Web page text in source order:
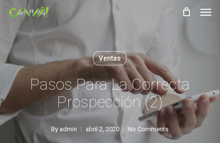
Skip
main
content
Ventas
Pasos Para La Correcta
Prospección (2)
By admin abril 2, 2020 No Comments
Menu